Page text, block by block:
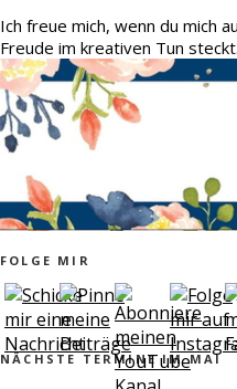
Ich freue mich, wenn du mich
Freude im kreativen Tun
FOLGE MIR
NÄCHSTE TERMINE IM MAI